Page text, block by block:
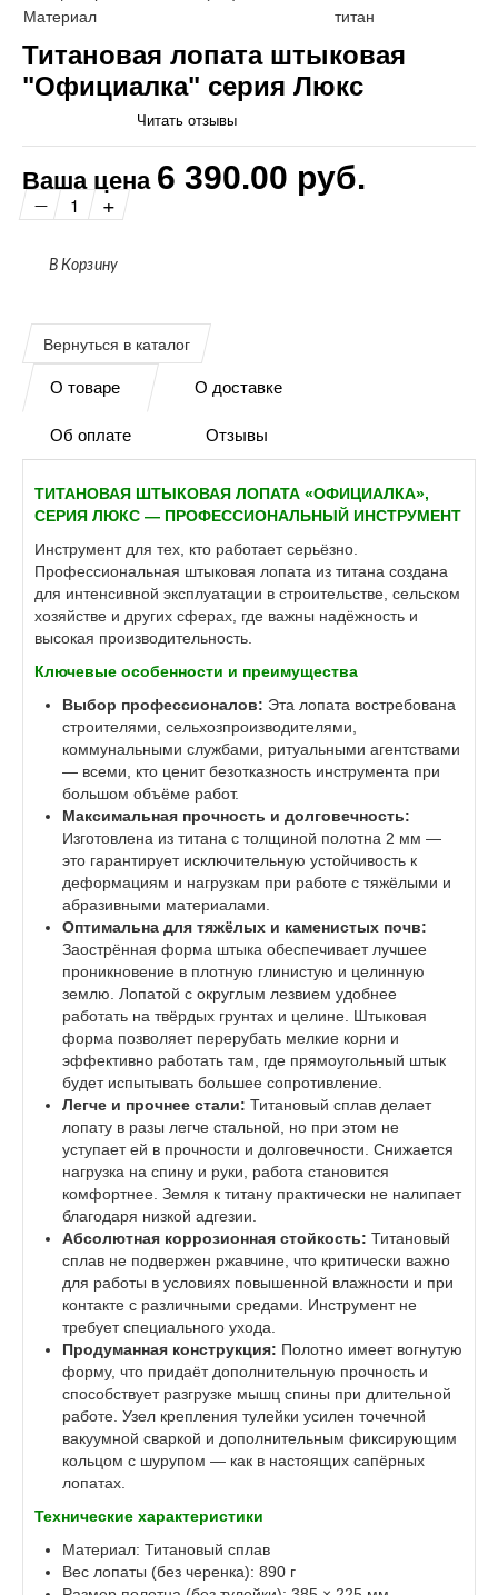
Материал
титан
Титановая лопата штыковая
"Официалка" серия Люкс
Читать отзывы
Ваша цена 6 390.00 руб.
О товаре О доставке
Об оплате Отзывы
ТИТАНОВАЯ ШТЫКОВАЯ ЛОПАТА «ОФИЦИАЛКА»,
СЕРИЯ ЛЮКС — ПРОФЕССИОНАЛЬНЫЙ ИНСТРУМЕНТ
Инструмент для тех, кто работает серьёзно.
Профессиональная штыковая лопата из титана создана
для интенсивной эксплуатации в строительстве, сельском
хозяйстве и других сферах, где важны надёжность и
высокая производительность.
Ключевые особенности и преимущества
Выбор профессионалов: Эта лопата востребована
строителями, сельхозпроизводителями,
коммунальными службами, ритуальными агентствами
— всеми, кто ценит безотказность инструмента при
большом объёме работ.
Максимальная прочность и долговечность:
Изготовлена из титана с толщиной полотна 2 мм —
это гарантирует исключительную устойчивость к
деформациям и нагрузкам при работе с тяжёлыми и
абразивными материалами.
Оптимальна для тяжёлых и каменистых почв:
Заострённая форма штыка обеспечивает лучшее
проникновение в плотную глинистую и целинную
землю. Лопатой с округлым лезвием удобнее
работать на твёрдых грунтах и целине. Штыковая
форма позволяет перерубать мелкие корни и
эффективно работать там, где прямоугольный штык
будет испытывать большее сопротивление.
Легче и прочнее стали: Титановый сплав делает
лопату в разы легче стальной, но при этом не
уступает ей в прочности и долговечности. Снижается
нагрузка на спину и руки, работа становится
комфортнее. Земля к титану практически не налипает
благодаря низкой адгезии.
Абсолютная коррозионная стойкость: Титановый
сплав не подвержен ржавчине, что критически важно
для работы в условиях повышенной влажности и при
контакте с различными средами. Инструмент не
требует специального ухода.
Продуманная конструкция: Полотно имеет вогнутую
форму, что придаёт дополнительную прочность и
способствует разгрузке мышц спины при длительной
работе. Узел крепления тулейки усилен точечной
вакуумной сваркой и дополнительным фиксирующим
кольцом с шурупом — как в настоящих сапёрных
лопатах.
Технические характеристики
Материал: Титановый сплав
Вес лопаты (без черенка): 890 г